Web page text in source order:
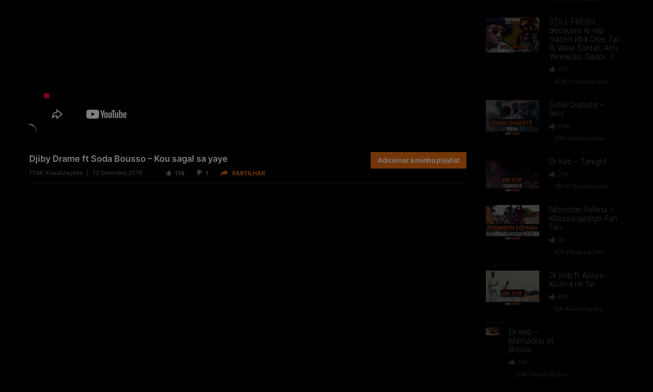
Djiby Drame ft Soda Bousso – Kou sagal sa yaye
11.6K Visualizações 12 Setembro 2019 116 1 PARTILHAR
Adicionar à minha playlist
STILL FRESH
découvre le rap
malien (Iba One, Tal
B, Weei Soldat, Ami
Yerewolo, Gaspi…)
470
40.1K Visualizações
Sidiki Diabate –
Béni
19.1K
2.1M Visualizações
Dr Keb – Tonight
2.2K
194.1KVisualizações
Ntombon Fofana –
Khassongadigo Fan
Fan
24
6.7K Visualizações
Dr Keb ft Azaya –
Kouma ne fai
838
62K Visualizações
Dr Keb –
Mamadou et
Bineta
104
15.4K Visualizações